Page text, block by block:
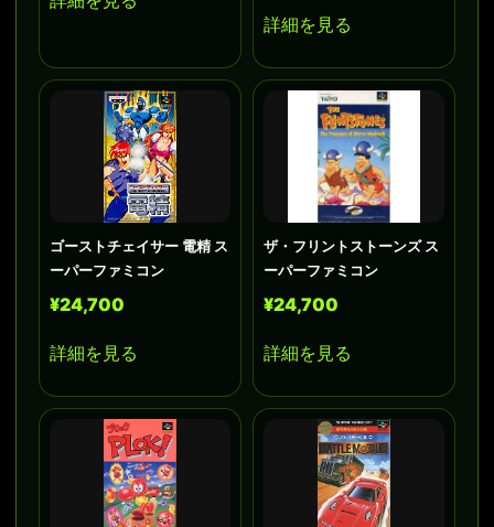
詳細を見る
ゴーストチェイサー 電精 ス
ーパーファミコン
¥24,700
詳細を見る
ザ・フリントストーンズ ス
ーパーファミコン
¥24,700
詳細を見る